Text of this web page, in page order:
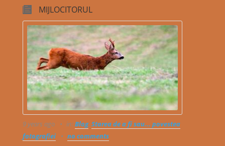
MIJLOCITORUL
9 years ago in:Blog, Starea de a fi sau... povestea
fotografiei
no comments